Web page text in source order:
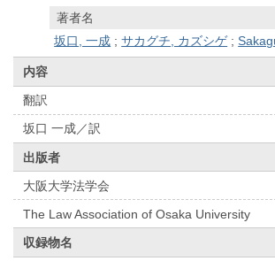
著者名
坂口, 一成 ;サカグチ, カズシゲ;
内容
翻訳
坂口 一成／訳
出版者
大阪大学法学会
The Law Association of Osaka University
収録物名